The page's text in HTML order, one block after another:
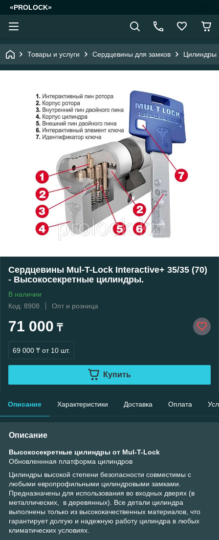
«PROLOCK»
Товары и услуги Сердцевины для замков Цилиндры
Сердцевины Mul-T-Lock Interactive+ 35/35 (70)
- Высокосекретные цилиндры.
В наличии
Код: 8908
Опт и розница
71 000 ₸
69 000 ₸ от 10 шт.
Купить
Описание Характеристики Доставка Оплата
Описание
Высокосекретные цилиндры от Mul-T-Lock
Обновленнная платформа цилиндров
Цилиндры высокой степени безопасности совместимы с
любыми европрофильными цилиндровыми замками.
Предназначены для использования во входных дверях (в
металлических, в деревянных). Все детали цилиндра
выполнены только из высококачественных материалов, что
гарантирует долгую и надежную работу цилиндра в любых
климатических условиях.